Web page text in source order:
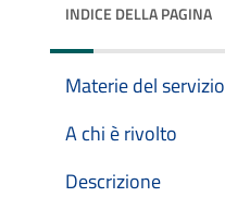
INDICE DELLA PAGINA
Materie del servizio
A chi è rivolto
Descrizione